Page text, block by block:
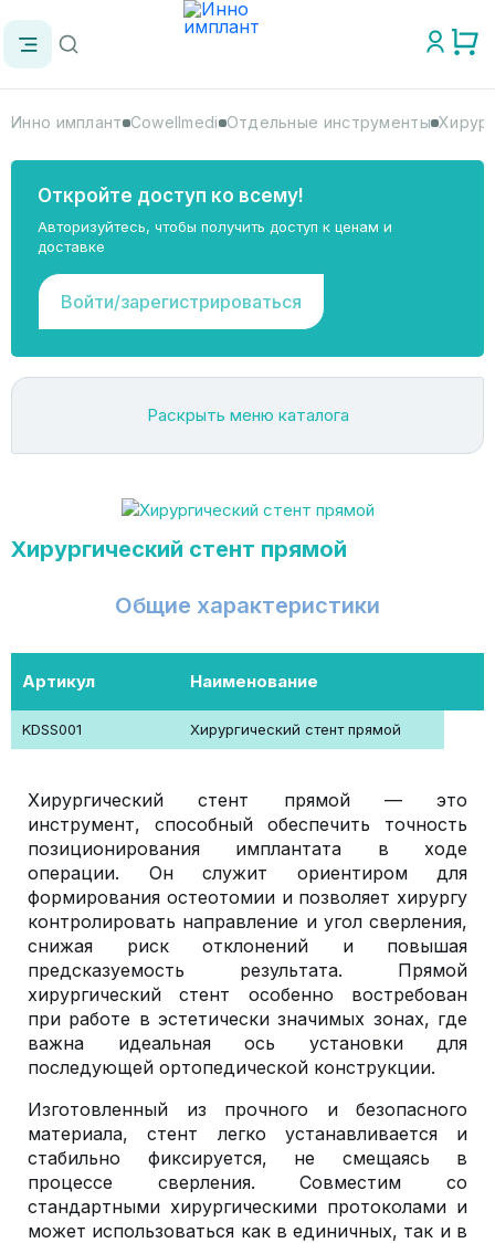
Инно имплант Cowellmedi Отдельные инструменты
Откройте доступ ко всему!
Авторизуйтесь, чтобы получить доступ к ценам и
доставке
Войти/зарегистрироваться
Раскрыть меню каталога
Хирургический стент прямой
Общие характеристики
Артикул Наименование
KDSS001 Хирургический стент прямой
Хирургический стент прямой — это
инструмент, способный обеспечить точность
позиционирования имплантата в ходе
операции. Он служит ориентиром для
формирования остеотомии и позволяет хирургу
контролировать направление и угол сверления,
снижая риск отклонений и повышая
предсказуемость результата. Прямой
хирургический стент особенно востребован
при работе в эстетически значимых зонах, где
важна идеальная ось установки для
последующей ортопедической конструкции.
Изготовленный из прочного и безопасного
материала, стент легко устанавливается и
стабильно фиксируется, не смещаясь в
процессе сверления. Совместим со
стандартными хирургическими протоколами и
может использоваться как в единичных, так и в